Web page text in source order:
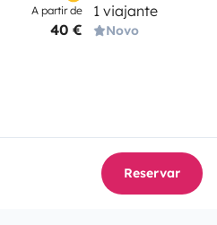
A partir de
40 €
1 viajante
Novo
Reservar